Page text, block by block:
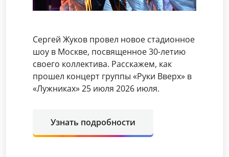
Сергей Жуков провел новое стадионное
шоу в Москве, посвященное 30-летию
своего коллектива. Расскажем, как
прошел концерт группы «Руки Вверх» в
«Лужниках» 25 июля 2026 июля.
Узнать подробности